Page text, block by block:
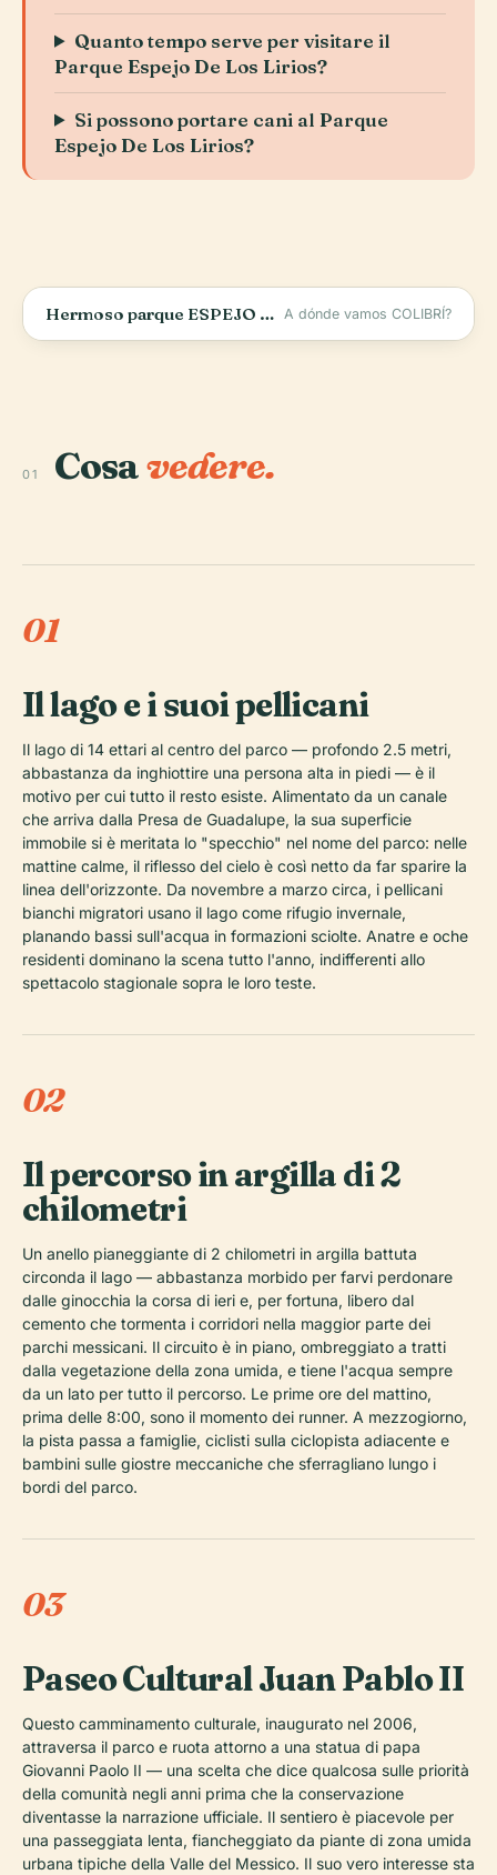
Quanto tempo serve per visitare il
Parque Espejo De Los Lirios?
Si possono portare cani al Parque
Espejo De Los Lirios?
Hermoso parque ESPEJO DE LOS LIRIOS #CuautitlánIzcalli A dónde vamos COLIBRÍ?
01 Cosavedere.
01
Il lago e i suoi pellicani
Il lago di 14 ettari al centro del parco — profondo 2.5 metri,
abbastanza da inghiottire una persona alta in piedi — è il
motivo per cui tutto il resto esiste. Alimentato da un canale
che arriva dalla Presa de Guadalupe, la sua superficie
immobile si è meritata lo "specchio" nel nome del parco: nelle
mattine calme, il riflesso del cielo è così netto da far sparire la
linea dell'orizzonte. Da novembre a marzo circa, i pellicani
bianchi migratori usano il lago come rifugio invernale,
planando bassi sull'acqua in formazioni sciolte. Anatre e oche
residenti dominano la scena tutto l'anno, indifferenti allo
spettacolo stagionale sopra le loro teste.
02
Il percorso in argilla di 2
chilometri
Un anello pianeggiante di 2 chilometri in argilla battuta
circonda il lago — abbastanza morbido per farvi perdonare
dalle ginocchia la corsa di ieri e, per fortuna, libero dal
cemento che tormenta i corridori nella maggior parte dei
parchi messicani. Il circuito è in piano, ombreggiato a tratti
dalla vegetazione della zona umida, e tiene l'acqua sempre
da un lato per tutto il percorso. Le prime ore del mattino,
prima delle 8:00, sono il momento dei runner. A mezzogiorno,
la pista passa a famiglie, ciclisti sulla ciclopista adiacente e
bambini sulle giostre meccaniche che sferragliano lungo i
bordi del parco.
03
Paseo Cultural Juan Pablo II
Questo camminamento culturale, inaugurato nel 2006,
attraversa il parco e ruota attorno a una statua di papa
Giovanni Paolo II — una scelta che dice qualcosa sulle priorità
della comunità negli anni prima che la conservazione
diventasse la narrazione ufficiale. Il sentiero è piacevole per
una passeggiata lenta, fiancheggiato da piante di zona umida
urbana tipiche della Valle del Messico. Il suo vero interesse sta